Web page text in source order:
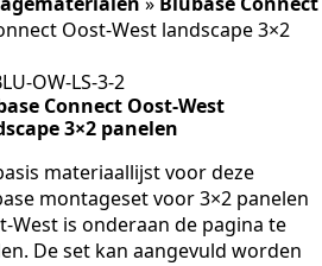
Oost-West landscape 3×2
OW-LS-3-2
Connect Oost-West
3×2 panelen
materiaallijst voor deze
montageset voor 3×2 panelen
West is onderaan de pagina te
De set kan aangevuld worden